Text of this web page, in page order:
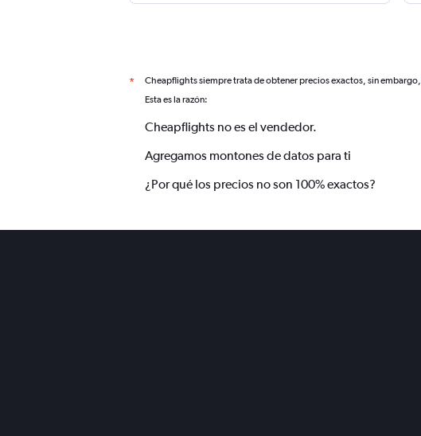
* Cheapflights siempre trata de obtener precios exactos, sin embargo,
Esta es la razón:
Cheapflights no es el vendedor.
Agregamos montones de datos para ti
¿Por qué los precios no son 100% exactos?